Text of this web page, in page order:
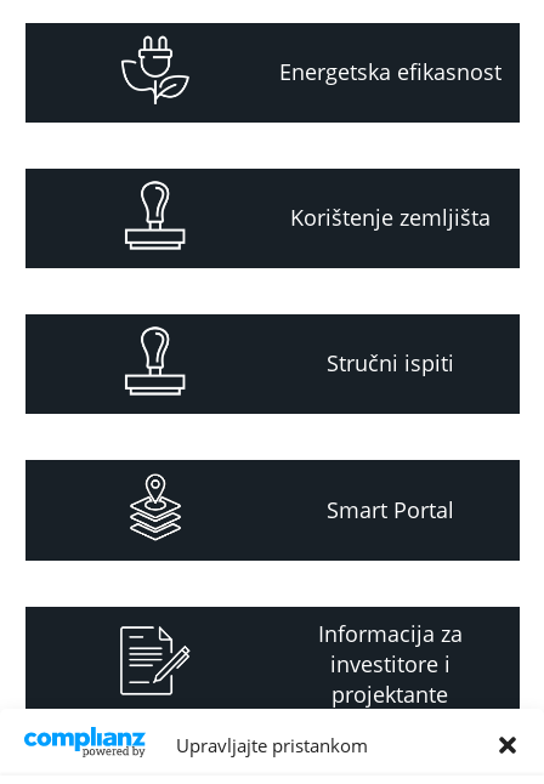
Upravljajte pristankom
Energetska efikasnost
Korištenje zemljišta
Stručni ispiti
Smart Portal
Informacija za
investitore i
projektante